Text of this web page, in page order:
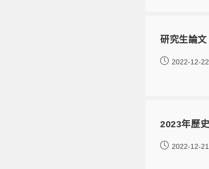
研究生論
2022-12-22
2023年歷
2022-12-21